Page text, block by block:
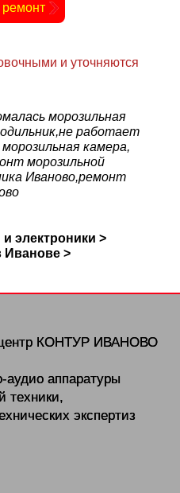
ремонт
и уточняются
морозильная
работает
камера,
морозильной
Иваново,ремонт
электроники >
Иванове >
КОНТУР ИВАНОВО
аудио аппаратуры
техники,
экспертиз